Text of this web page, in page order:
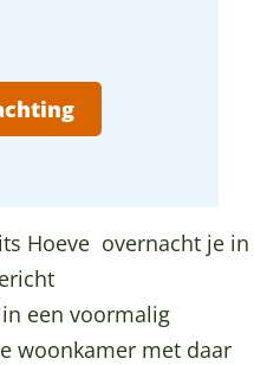
Hoeve overnacht je in
een voormalig
woonkamer met daar